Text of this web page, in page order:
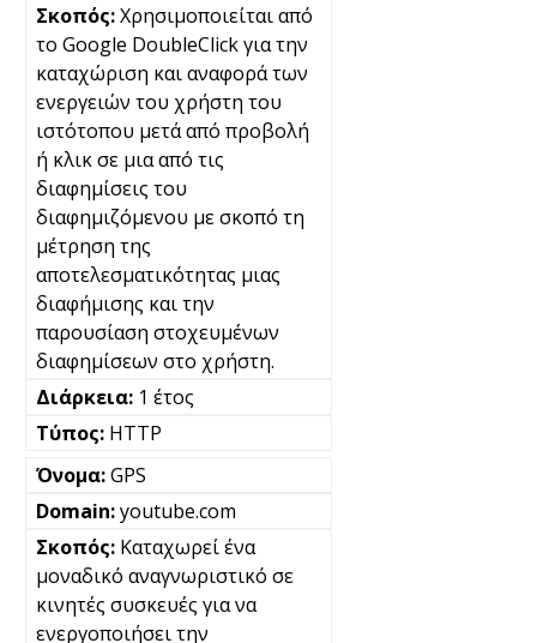
Χρησιμοποιείται από
το Google DoubleClick για την
καταχώριση και αναφορά των
ενεργειών του χρήστη του
ιστότοπου μετά από προβολή
ή κλικ σε μια από τις
διαφημίσεις του
διαφημιζόμενου με σκοπό τη
μέτρηση της
αποτελεσματικότητας μιας
διαφήμισης και την
παρουσίαση στοχευμένων
διαφημίσεων στο χρήστη.
1 έτος
HTTP
GPS
youtube.com
Καταχωρεί ένα
μοναδικό αναγνωριστικό σε
κινητές συσκευές για να
ενεργοποιήσει την